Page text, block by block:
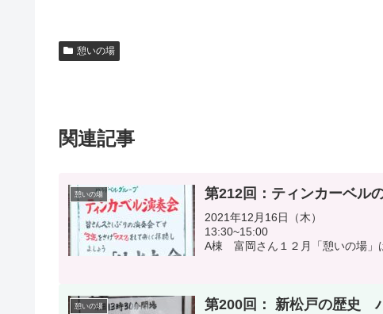
憩いの場
関連記事
憩いの場 第212回：ティンカーベル
2021年12月16日（木）
A棟 富岡さん１２月「憩いの場」
憩いの場 第200回： 新松戸の歴史